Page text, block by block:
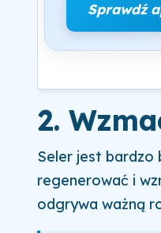
Sprawdź
2.
Seler jest bardzo
regenerować i
odgrywa ważną